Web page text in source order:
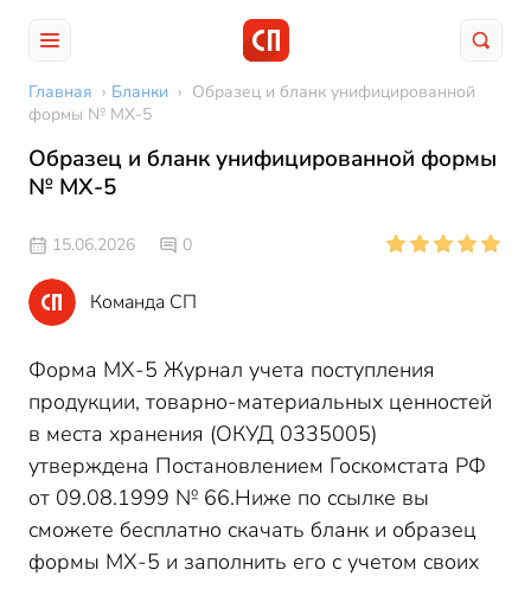
Главная › Бланки › Образец и бланк унифицированной
формы № МХ-5
Образец и бланк унифицированной формы
№ МХ-5
15.06.2026 0
Команда СП
Форма МХ-5 Журнал учета поступления
продукции, товарно-материальных ценностей
в места хранения (ОКУД 0335005)
утверждена Постановлением Госкомстата РФ
от 09.08.1999 № 66.Ниже по ссылке вы
сможете бесплатно скачать бланк и образец
формы МХ-5 и заполнить его с учетом своих